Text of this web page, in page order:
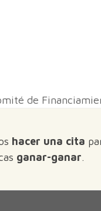
de
hacer una cita
ganar-ganar.